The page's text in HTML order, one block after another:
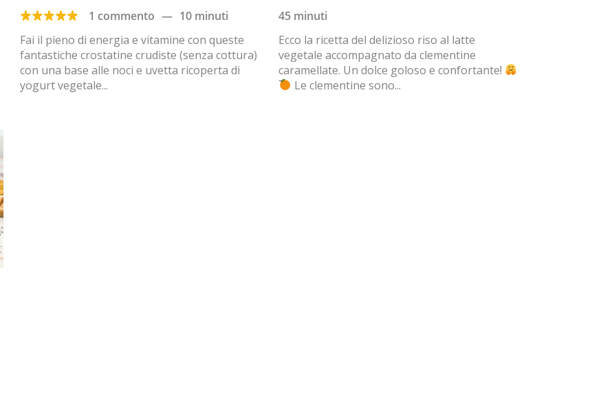
1 commento — 10 minuti
Fai il pieno di energia e vitamine con queste
fantastiche crostatine crudiste (senza cottura)
con una base alle noci e uvetta ricoperta di
yogurt vegetale...
45 minuti
Ecco la ricetta del delizioso riso al latte
vegetale accompagnato da clementine
caramellate. Un dolce goloso e confortante!
Le clementine sono...